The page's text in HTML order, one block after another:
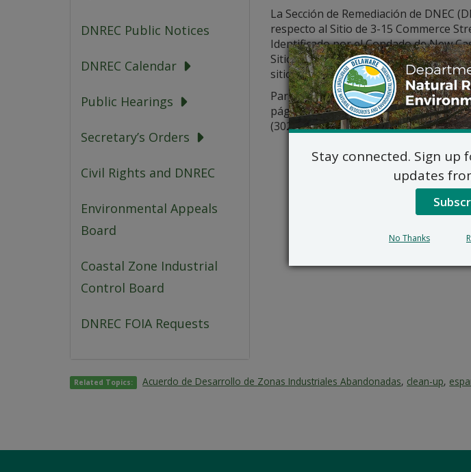
DNREC Public Notices
DNREC Calendar
Public Hearings
Secretary’s Orders
Civil Rights and DNREC
Environmental Appeals
Board
Coastal Zone Industrial
Control Board
DNREC FOIA Requests
La Sección de Remediación de DNEC
respecto al Sitio de 3-15 Commerce
Identificado por el Condado de New
Sitio puede haber tenido una
sitio. Para obtener más información,
Para obtener más información sobre
página web ende.gov/brownfieldso
(302) 395-2600 o
Related Topics: Acuerdo de Desarrollo de Zonas Industriales Abandonadas, clean-up,
Stay connected. Sign up
updates
No Thanks